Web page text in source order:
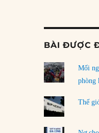
01/08/2026
Chiến lược kế
Trật tự thế giới
30/07/2026
BÀI ĐƯỢC
Mối
phòng
Thế